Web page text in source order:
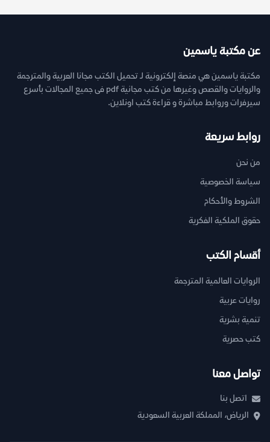
عن مكتبة ياسمين
مكتبة ياسمين هي منصة إلكترونية لـ تحميل الكتب مجانا العربية والمترجمة
والروايات والقصص وغيرها من كتب مجانية pdf فى جميع المجالات بأسرع
سيرفرات وروابط مباشرة و قراءة كتب اونلاين.
روابط سريعة
من نحن
سياسة الخصوصية
الشروط والأحكام
حقوق الملكية الفكرية
أقسام الكتب
الروايات العالمية المترجمة
روايات عربية
تنمية بشرية
كتب حصرية
تواصل معنا
اتصل بنا
الرياض، المملكة العربية السعودية